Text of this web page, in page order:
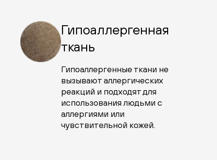
Гипоаллергенная
ткань
Гипоаллергенные ткани не
вызывают аллергических
реакций и подходят для
использования людьми с
аллергиями или
чувствительной кожей.